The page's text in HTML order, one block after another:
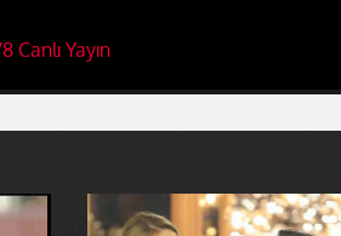
Canlı Yayın